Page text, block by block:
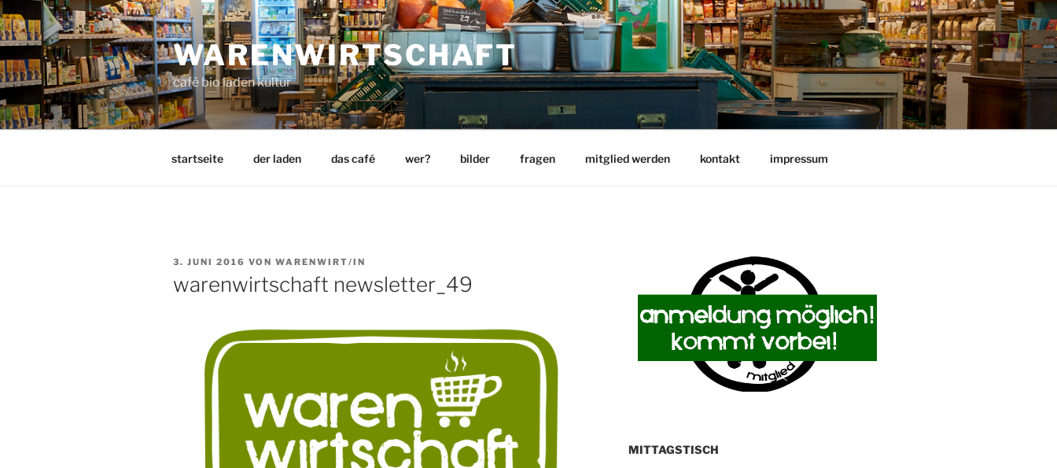
Zum
Inhalt
springen
WARENWIRTSCHAFT
café bio laden kultur
startseite der laden das café wer? bilder fragen mitglied werden kontakt impressum
VERÖFFENTLICHT
3. JUNI 2016 VON WARENWIRT/IN
warenwirtschaft newsletter_49
MITTAGSTISCH